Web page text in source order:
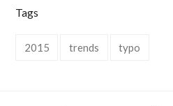
Tags
2015 trends typo